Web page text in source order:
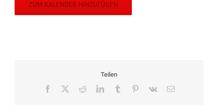
ZUM KALENDER HINZUFÜGEN
Teilen
Facebook RedditLinkedInTumblr Pinterest
Vk
E-